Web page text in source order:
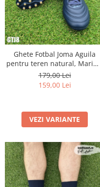
Ghete Fotbal Joma Aguila
pentru teren natural, Marime
42 - GTJ8
179,00 Lei
159,00 Lei
VEZI VARIANTE